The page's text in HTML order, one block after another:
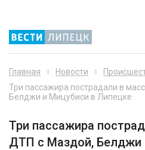
Главная Новости
Три пассажира пострадали в
Белджи и Мицубиси в Липецке
Три пассажира
ДТП с Маздой, Белджи